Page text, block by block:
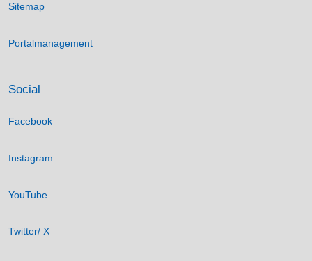
Sitemap
Portalmanagement
Social
Facebook
Instagram
YouTube
Twitter/ X